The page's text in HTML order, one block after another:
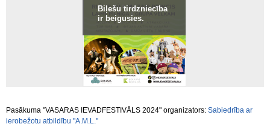
Biļešu tirdzniecība
ir beigusies.
Pasākuma "VASARAS IEVADFESTIVĀLS 2024" organizators: Sabiedrība ar
ierobežotu atbildību "A.M.L."